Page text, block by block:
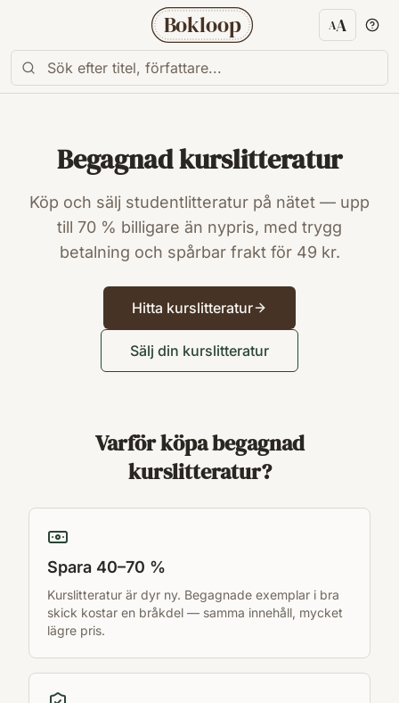
Bokloop AA
Begagnad kurslitteratur
Köp och sälj studentlitteratur på nätet — upp
till 70 % billigare än nypris, med trygg
betalning och spårbar frakt för 49 kr.
Hitta kurslitteratur
Sälj din kurslitteratur
Varför köpa begagnad
kurslitteratur?
Spara 40–70 %
Kurslitteratur är dyr ny. Begagnade exemplar i bra
skick kostar en bråkdel — samma innehåll, mycket
lägre pris.